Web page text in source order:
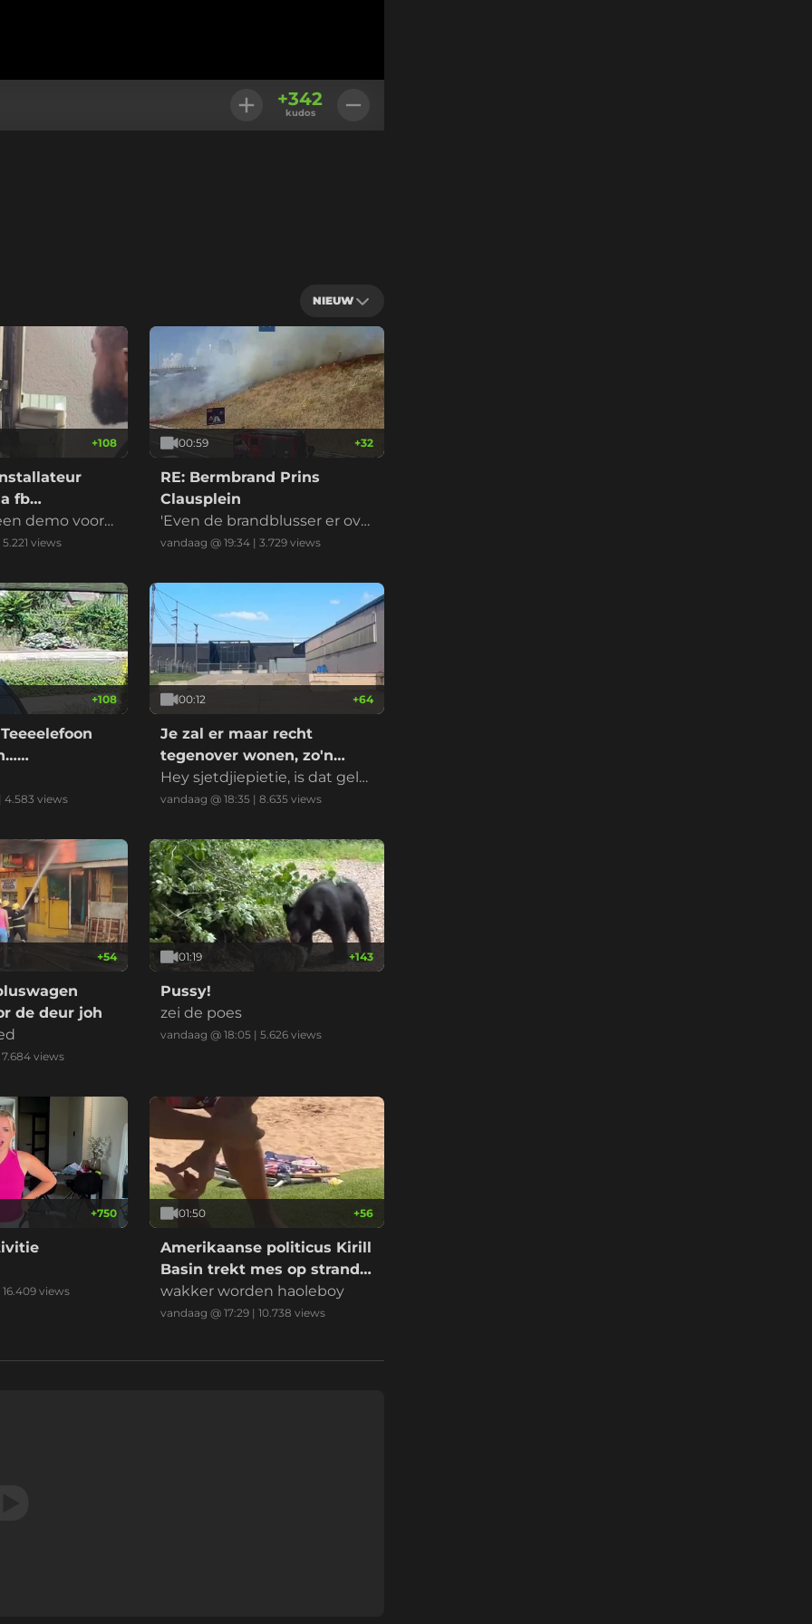
+342
kudos
NIEUW
+108
fb
demo voord
5.221 views
00:59 +32
RE: Bermbrand Prins
Clausplein
'Even de brandblusser er ove
r en het is geblust' riep iema
vandaag @ 19:34 |3.729 views
+108
4.583 views
00:12 +64
Je zal er maar recht
tegenover wonen, zo'n
datacenter
Hey sjetdjiepietie, is dat gelui
d normaal?
vandaag @ 18:35 |8.635 views
+54
de deur joh
7.684views
01:19 +143
Pussy!
zei de poes
vandaag @ 18:05 |5.626 views
+750
16.409views
01:50 +56
Amerikaanse politicus Kirill
Basin trekt mes op strand
Hawaii
wakker worden haoleboy
vandaag @ 17:29 |10.738 views